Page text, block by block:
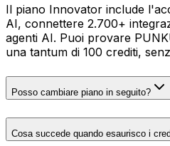
Il piano Innovator include
AI, connettere 2.700+
agenti AI. Puoi provare
una tantum di 100 crediti,
Posso cambiare piano in seguito?
Cosa succede quando esaurisco i